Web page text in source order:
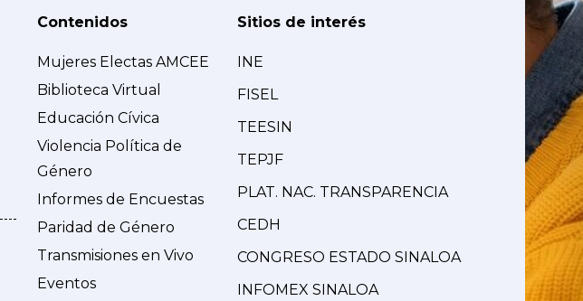
Contenidos
Mujeres Electas AMCEE
Biblioteca Virtual
Educación Cívica
Violencia Política de
Género
Informes de Encuestas
Paridad de Género
Transmisiones en Vivo
Eventos
Sitios de interés
INE
FISEL
TEESIN
TEPJF
PLAT. NAC. TRANSPARENCIA
CEDH
CONGRESO ESTADO SINALOA
INFOMEX SINALOA